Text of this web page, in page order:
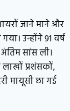
जाने माने और
उन्होंने 91 वर्ष
सांस ली।
प्रशंसकों,
मायूसी छा गई